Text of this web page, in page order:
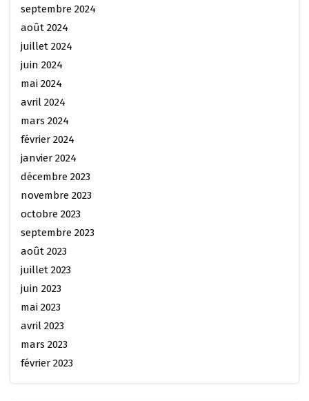
septembre 2024
août 2024
juillet 2024
juin 2024
mai 2024
avril 2024
mars 2024
février 2024
janvier 2024
décembre 2023
novembre 2023
octobre 2023
septembre 2023
août 2023
juillet 2023
juin 2023
mai 2023
avril 2023
mars 2023
février 2023